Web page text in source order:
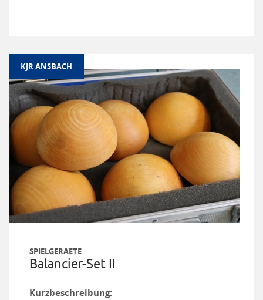
KJR ANSBACH
SPIELGERAETE
Balancier-Set II
Kurzbeschreibung: